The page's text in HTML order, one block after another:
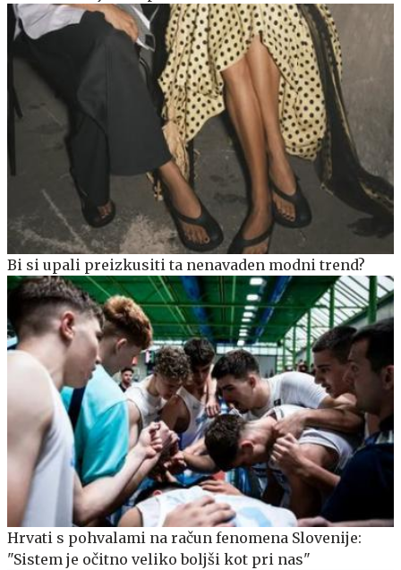
Bi si upali preizkusiti ta nenavaden modni trend?
Hrvati s pohvalami na račun fenomena Slovenije:
"Sistem je očitno veliko boljši kot pri nas"